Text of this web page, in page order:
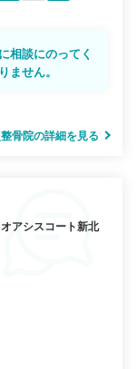
相談にのってく
ません。
骨院の詳細を見る
アシスコート新北